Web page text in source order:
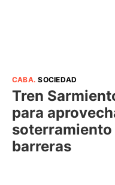
CABA.SOCIEDAD
Tren
para
barreras